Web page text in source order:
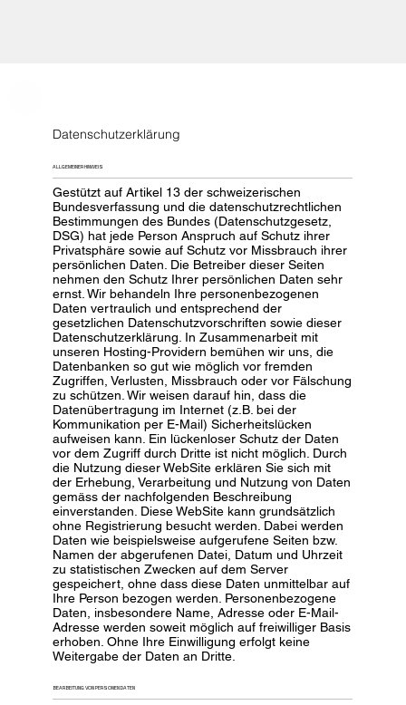
Gestützt auf Artikel 13 der schweizerischen
Bundesverfassung und die datenschutzrechtlichen
Bestimmungen des Bundes (Datenschutzgesetz,
DSG) hat jede Person Anspruch auf Schutz ihrer
Privatsphäre sowie auf Schutz vor Missbrauch ihrer
persönlichen Daten. Die Betreiber dieser Seiten
nehmen den Schutz Ihrer persönlichen Daten sehr
ernst. Wir behandeln Ihre personenbezogenen
Daten vertraulich und entsprechend der
gesetzlichen Datenschutzvorschriften sowie dieser
Datenschutzerklärung. In Zusammenarbeit mit
unseren Hosting-Providern bemühen wir uns, die
Datenbanken so gut wie möglich vor fremden
Zugriffen, Verlusten, Missbrauch oder vor Fälschung
zu schützen. Wir weisen darauf hin, dass die
Datenübertragung im Internet (z.B. bei der
Kommunikation per E-Mail) Sicherheitslücken
aufweisen kann. Ein lückenloser Schutz der Daten
vor dem Zugriff durch Dritte ist nicht möglich. Durch
die Nutzung dieser WebSite erklären Sie sich mit
der Erhebung, Verarbeitung und Nutzung von Daten
gemäss der nachfolgenden Beschreibung
einverstanden. Diese WebSite kann grundsätzlich
ohne Registrierung besucht werden. Dabei werden
Daten wie beispielsweise aufgerufene Seiten bzw.
Namen der abgerufenen Datei, Datum und Uhrzeit
zu statistischen Zwecken auf dem Server
gespeichert, ohne dass diese Daten unmittelbar auf
Ihre Person bezogen werden. Personenbezogene
Daten, insbesondere Name, Adresse oder E-Mail-
Adresse werden soweit möglich auf freiwilliger Basis
erhoben. Ohne Ihre Einwilligung erfolgt keine
Weitergabe der Daten an Dritte.
ALLGEMEINER HINWEIS
BEARBEITUNG VON PERSONENDATEN
Datenschutzerklärung